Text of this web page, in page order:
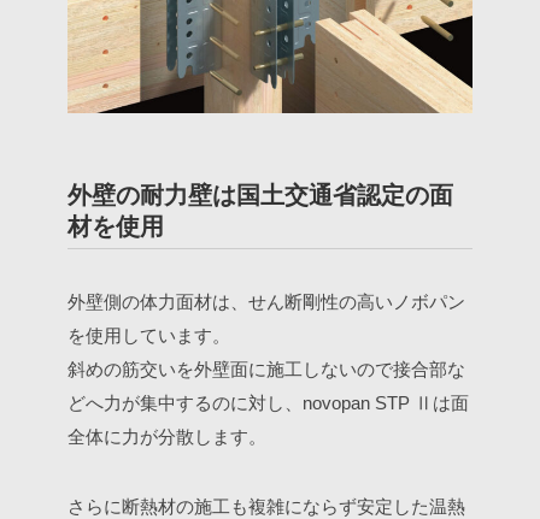
外壁の耐力壁は国土交通省認定の面
材を使用
外壁側の体力面材は、せん断剛性の高いノボパン
を使用しています。
斜めの筋交いを外壁面に施工しないので接合部な
どへ力が集中するのに対し、novopan STP Ⅱは面
全体に力が分散します。
さらに断熱材の施工も複雑にならず安定した温熱